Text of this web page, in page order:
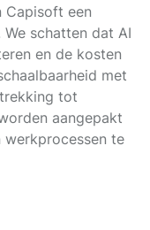
Capisoft een
schatten dat AI
en de kosten
met
tot
aangepakt
te